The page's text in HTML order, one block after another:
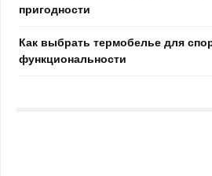
пригодности
Как выбрать термобелье для
функциональности